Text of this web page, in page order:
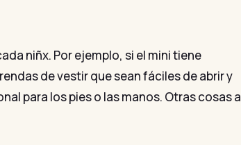
niñx. Por ejemplo, si el mini tiene
de vestir que sean fáciles de abrir y
para los pies o las manos. Otras cosas a